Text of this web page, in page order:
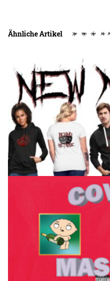
Ähnliche Artikel